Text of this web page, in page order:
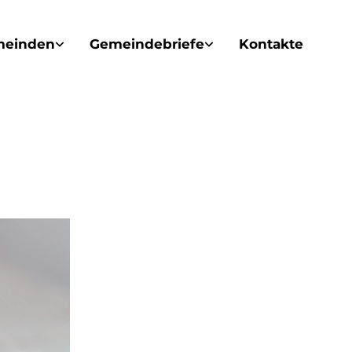
Gemeindebriefe Kontakte